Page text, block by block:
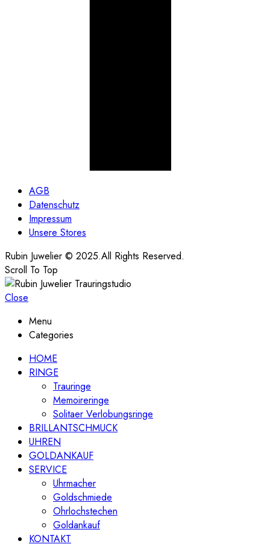
AGB
Datenschutz
Impressum
Unsere Stores
Rubin Juwelier © 2025.All Rights Reserved.
Scroll To Top
Close
Menu
Categories
HOME
RINGE
Trauringe
Memoireringe
Solitaer Verlobungsringe
BRILLANTSCHMUCK
UHREN
GOLDANKAUF
SERVICE
Uhrmacher
Goldschmiede
Ohrlochstechen
Goldankauf
KONTAKT